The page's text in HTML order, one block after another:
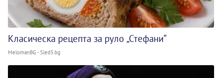
Класическа рецепта за руло „Стефани“
MelomanBG - Sled5.bg